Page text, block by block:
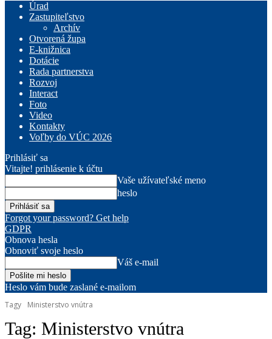
Úrad
Zastupiteľstvo
Archív
Otvorená župa
E-knižnica
Dotácie
Rada partnerstva
Rozvoj
Interact
Foto
Video
Kontakty
Voľby do VÚC 2026
Prihlásiť sa
Vitajte! prihlásenie k účtu
Vaše užívateľské meno
heslo
Forgot your password? Get help
GDPR
Obnova hesla
Obnoviť svoje heslo
Váš e-mail
Heslo vám bude zaslané e-mailom
Tagy
Ministerstvo vnútra
Tag: Ministerstvo vnútra